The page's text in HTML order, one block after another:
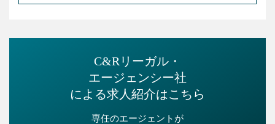
C&Rリーガル・
エージェンシー社
による求人紹介はこちら
専任のエージェントが